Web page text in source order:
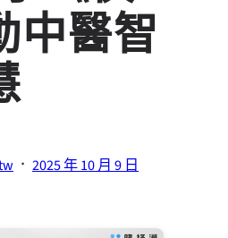
中醫智
· 2025 年 10 月 9 日